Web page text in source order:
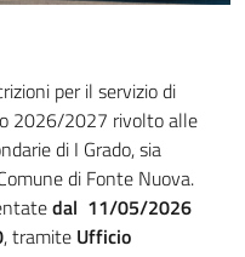
per il servizio di
2026/2027 rivolto alle
di I Grado, sia
di Fonte Nuova.
dal 11/05/2026
, tramite Ufficio